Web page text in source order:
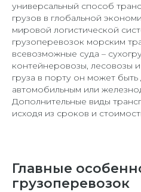
универсальный способ
грузов в глобальной
мировой логистической
грузоперевозок морским
всевозможные суда –
контейнеровозы, лесовозы
груза в порту он может
автомобильным или
Дополнительные виды
исходя из сроков и
Главные
грузоперевозок